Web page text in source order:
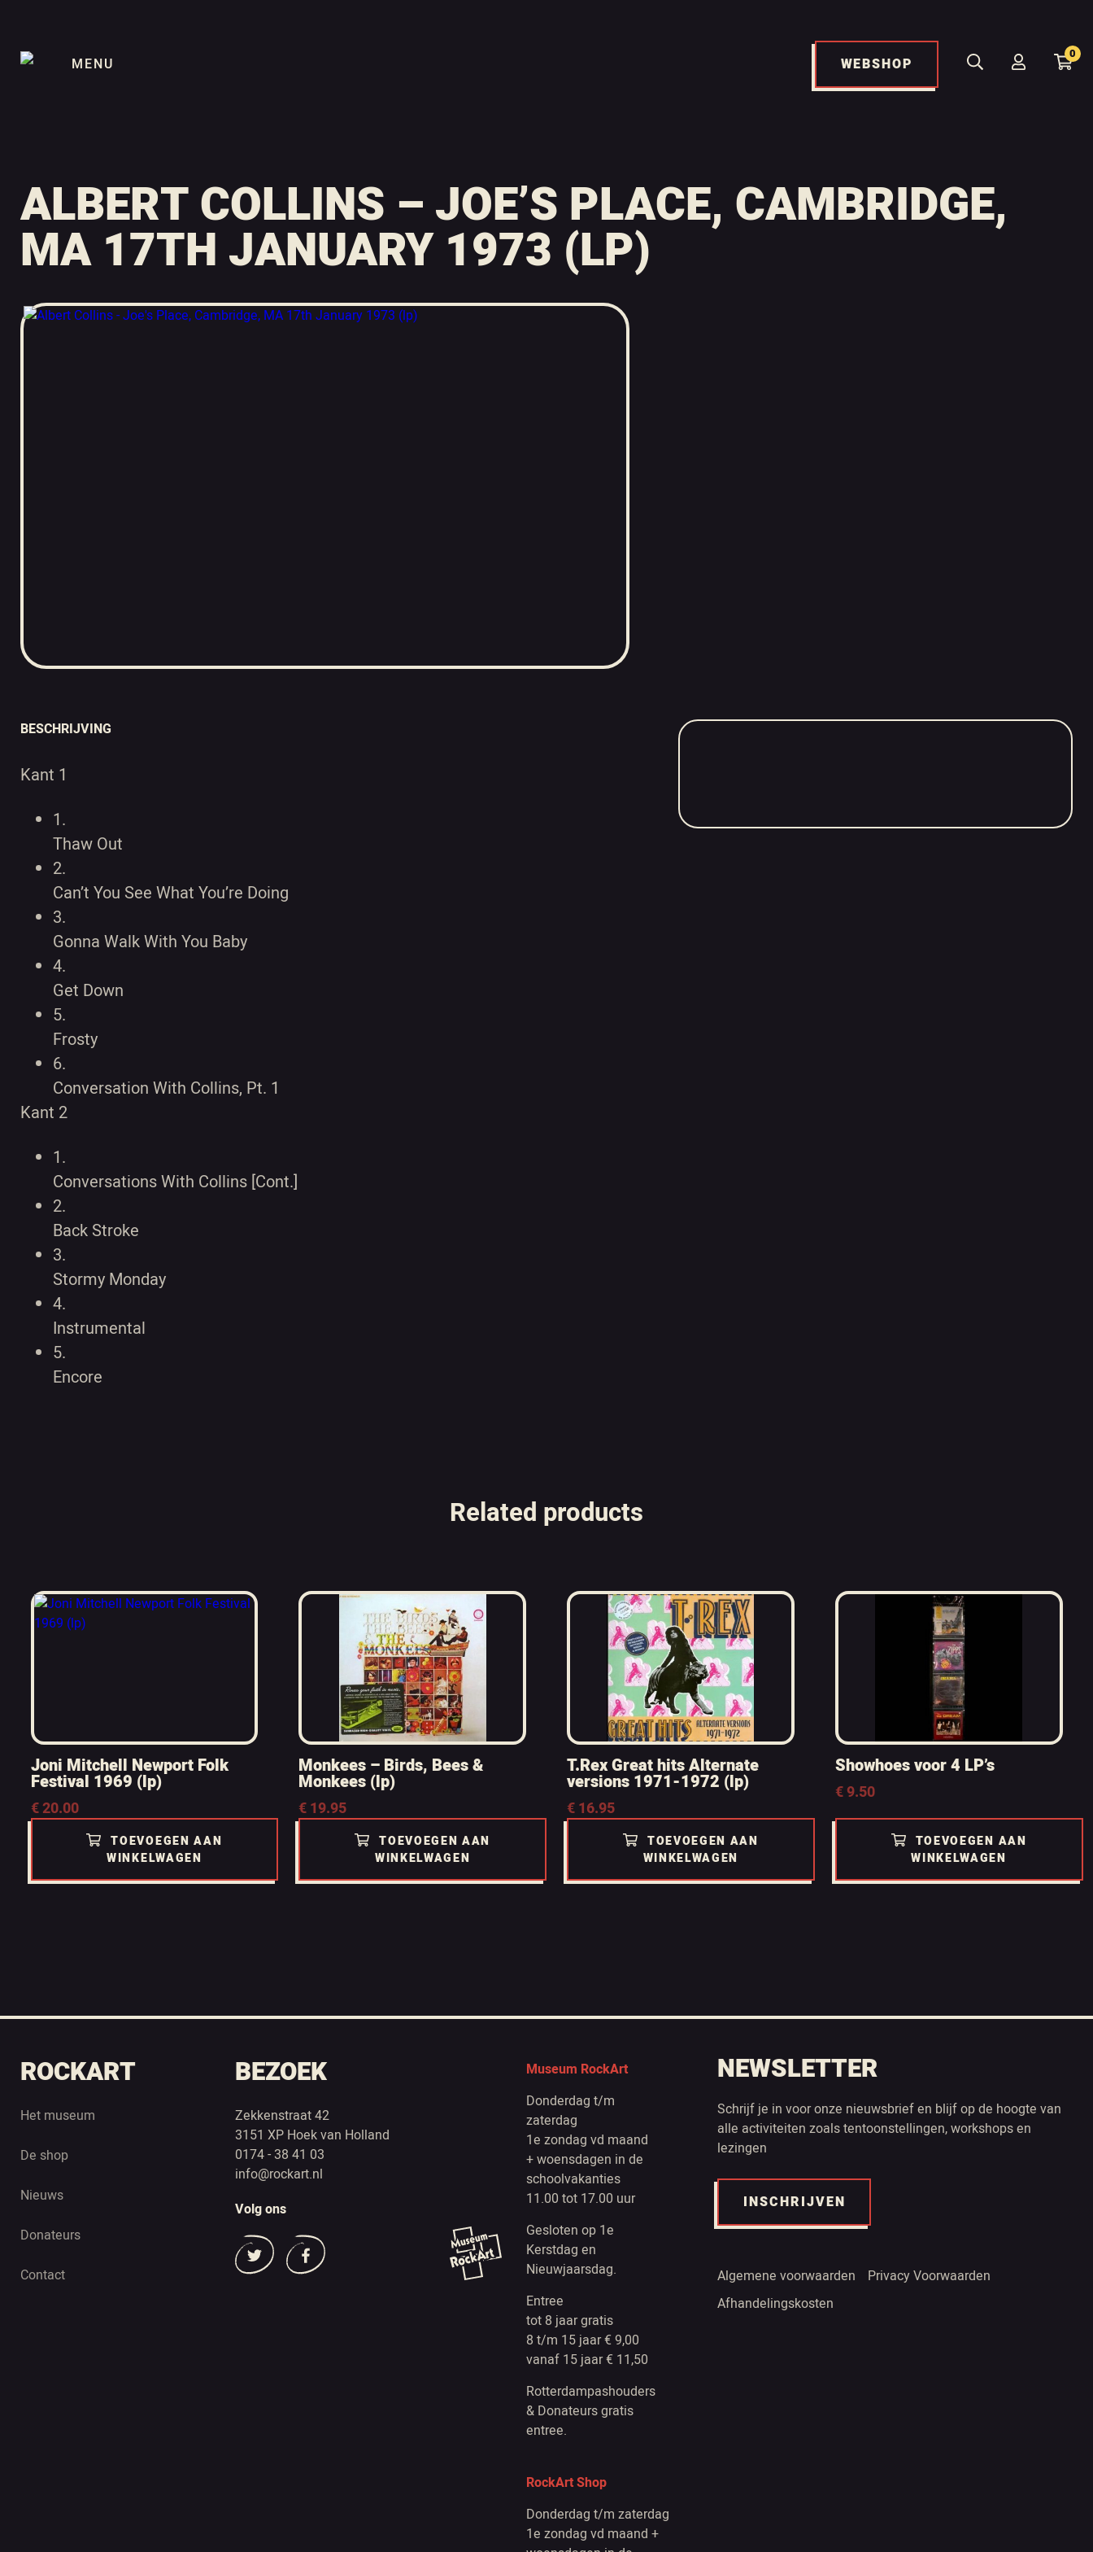
MENU WEBSHOP
0
ALBERT COLLINS – JOE’S PLACE, CAMBRIDGE,
MA 17TH JANUARY 1973 (LP)
BESCHRIJVING
Kant 1
1.
Thaw Out
2.
Can’t You See What You’re Doing
3.
Gonna Walk With You Baby
4.
Get Down
5.
Frosty
6.
Conversation With Collins, Pt. 1
Kant 2
1.
Conversations With Collins [Cont.]
2.
Back Stroke
3.
Stormy Monday
4.
Instrumental
5.
Encore
Related products
Joni Mitchell Newport Folk
Festival 1969 (lp)
€20.00
TOEVOEGEN AAN
WINKELWAGEN
Monkees – Birds, Bees &
Monkees (lp)
€19.95
TOEVOEGEN AAN
WINKELWAGEN
T.Rex Great hits Alternate
versions 1971-1972 (lp)
€16.95
TOEVOEGEN AAN
WINKELWAGEN
Showhoes voor 4 LP’s
€9.50
TOEVOEGEN AAN
WINKELWAGEN
ROCKART
Het museum
De shop
Nieuws
Donateurs
Contact
BEZOEK
Zekkenstraat 42
3151 XP Hoek van Holland
0174 - 38 41 03
info@rockart.nl
Volg ons
Museum RockArt
Donderdag t/m
zaterdag
1e zondag vd maand
+ woensdagen in de
schoolvakanties
11.00 tot 17.00 uur
Gesloten op 1e
Kerstdag en
Nieuwjaarsdag.
Entree
tot 8 jaar gratis
8 t/m 15 jaar € 9,00
vanaf 15 jaar € 11,50
Rotterdampashouders
& Donateurs gratis
entree.
RockArt Shop
Donderdag t/m zaterdag
1e zondag vd maand +
NEWSLETTER
Schrijf je in voor onze nieuwsbrief en blijf op de hoogte van
alle activiteiten zoals tentoonstellingen, workshops en
lezingen
INSCHRIJVEN
Algemene voorwaarden
Privacy Voorwaarden
Afhandelingskosten